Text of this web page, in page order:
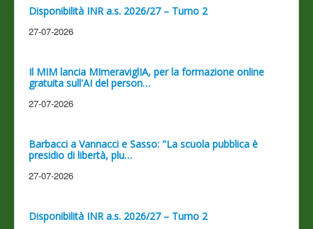
Disponibilità INR a.s. 2026/27 – Turno 2
27-07-2026
Il MIM lancia MImeraviglIA, per la formazione online
gratuita sull'AI del person…
27-07-2026
Barbacci a Vannacci e Sasso: "La scuola pubblica è
presidio di libertà, plu…
27-07-2026
Disponibilità INR a.s. 2026/27 – Turno 2